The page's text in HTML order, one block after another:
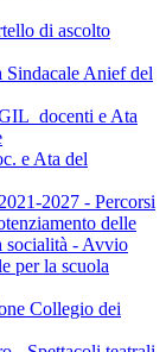
di ascolto
Sindacale Anief del
e Ata
e Ata del
2027 - Percorsi
delle
socialità - Avvio
per la scuola
Collegio dei